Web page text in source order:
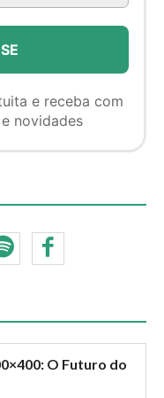
e receba com
novidades
O Futuro do